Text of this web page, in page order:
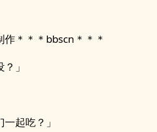
作＊＊＊bbscn＊＊＊
」
起吃？」